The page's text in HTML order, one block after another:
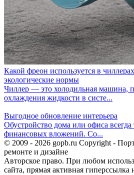
Какой фреон используется в
экологические нормы
Чиллер — это холодильная машина,
охлаждения жидкости в систе...
Выгодное обновление интерьера
Обустройство дома или офиса всегда
финансовых вложений. Со...
© 2009 - 2026 gopb.ru Copyright -
ремонте и дизайне
Авторское право. При любом
сайта, прямая активная гиперссылка